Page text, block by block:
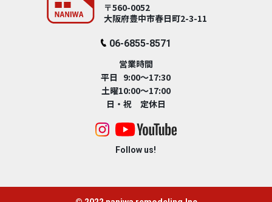
〒560-0052
大阪府豊中市春⽇町2-3-11
06-6855-8571
営業時間
平日 9:00～17:30
土曜10:00～17:00
日・祝 定休日
Follow us!